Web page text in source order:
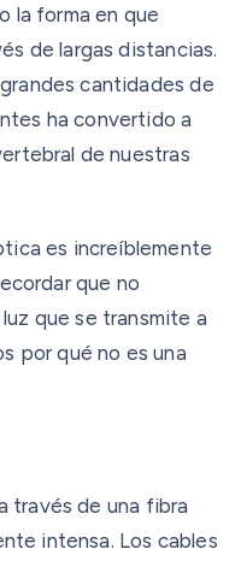
la forma en que
de largas distancias.
cantidades de
ha convertido a
de nuestras
es increíblemente
que no
que se transmite a
por qué no es una
través de una fibra
intensa. Los cables